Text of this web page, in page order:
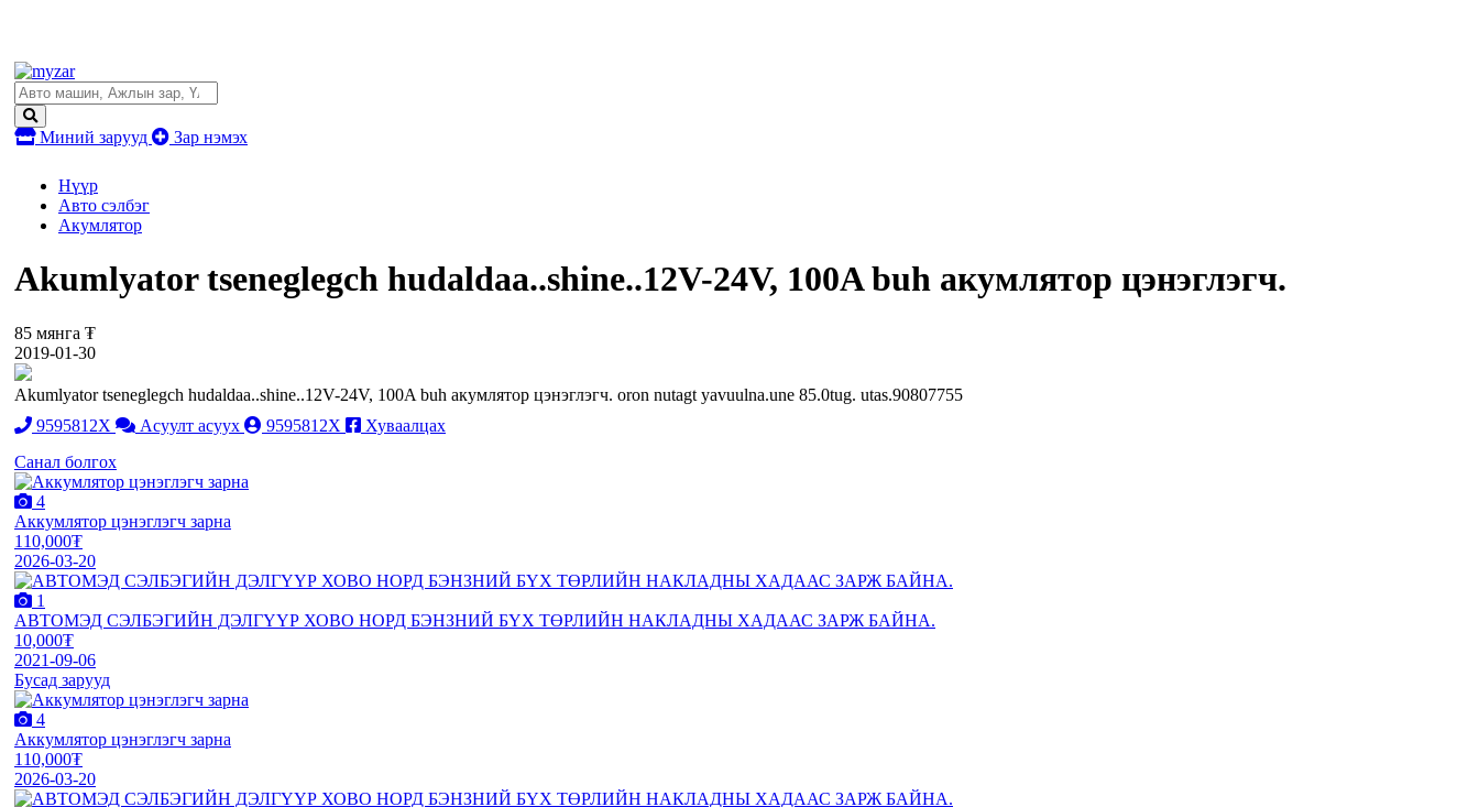
Миний зарууд Зар нэмэх
Нүүр
Авто сэлбэг
Акумлятор
Akumlyator tseneglegch hudaldaa..shine..12V-24V, 100A buh акумлятор цэнэглэгч.
85 мянга ₮
2019-01-30
Akumlyator tseneglegch hudaldaa..shine..12V-24V, 100A buh акумлятор цэнэглэгч. oron nutagt yavuulna.une 85.0tug. utas.90807755
9595812X
Асуулт асуух 9595812X
Хуваалцах
Санал болгох
4
Аккумлятор цэнэглэгч зарна
110,000₮
2026-03-20
1
АВТОМЭД СЭЛБЭГИЙН ДЭЛГҮҮР ХОВО НОРД БЭНЗНИЙ БҮХ ТӨРЛИЙН НАКЛАДНЫ ХАДААС ЗАРЖ БАЙНА.
10,000₮
2021-09-06
Бусад зарууд
4
Аккумлятор цэнэглэгч зарна
110,000₮
2026-03-20